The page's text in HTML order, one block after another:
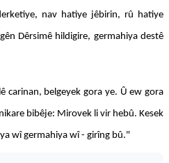
nav hatiye jêbirin, rû hatiye
Dêrsimê hildigire, germahiya destê
carinan, belgeyek gora ye. Û ew gora
bibêje: Mirovek li vir hebû. Kesek
wî germahiya wî - girîng bû."